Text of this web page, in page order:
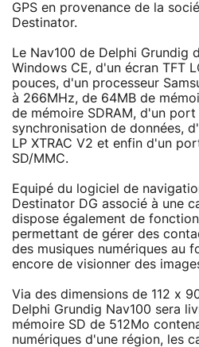
GPS en provenance de la
Destinator.
Le Nav100 de Delphi Grundig
Windows CE, d'un écran TFT
pouces, d'un processeur
à 266MHz, de 64MB de
de mémoire SDRAM, d'un port
synchronisation de données,
LP XTRAC V2 et enfin d'un
SD/MMC.
Equipé du logiciel de
Destinator DG associé à une
dispose également de
permettant de gérer des
des musiques numériques au
encore de visionner des
Via des dimensions de 112 x
Delphi Grundig Nav100 sera
mémoire SD de 512Mo
numériques d'une région, les